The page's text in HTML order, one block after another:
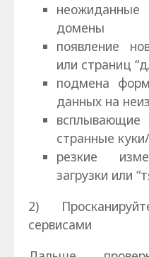
неожиданные
домены
появление
или страниц
подмена
данных на
странные
резкие
загрузки или
2)
сервисами